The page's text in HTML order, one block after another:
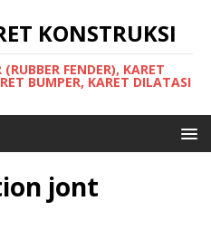
KONSTRUKSI
FENDER), KARET
BUMPER, KARET DILATASI
jont